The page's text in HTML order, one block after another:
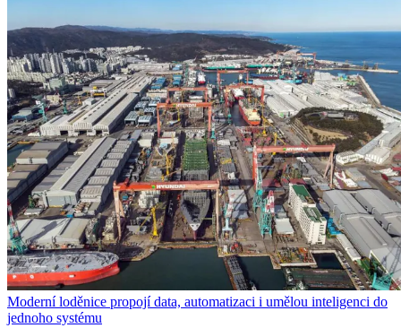
Moderní loděnice propojí data, automatizaci i umělou inteligenci do
jednoho systému